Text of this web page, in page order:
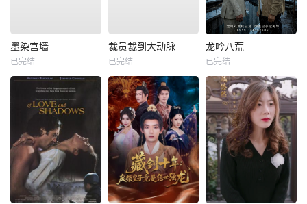
墨染宫墙
已完结
裁员裁到大动脉
已完结
龙吟八荒
已完结